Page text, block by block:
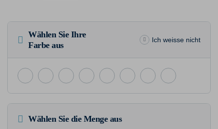
Wählen Sie Ihre
Farbe aus
Ich weisse nicht
Wählen Sie die Menge aus